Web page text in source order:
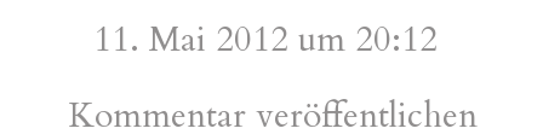
11. Mai 2012 um 20:12
Kommentar veröffentlichen